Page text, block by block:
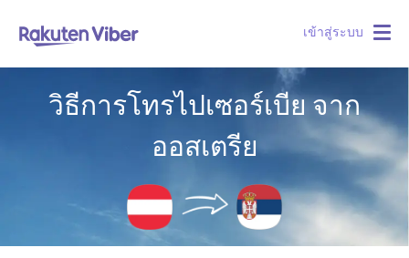
เข้าสู่ระบบ
วิธีการโทรไปเซอร์เบีย จาก
ออสเตรีย